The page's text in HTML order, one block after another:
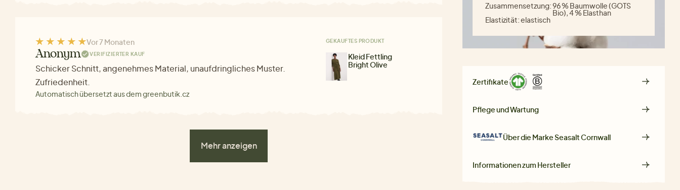
Vor 7 Monaten
Anonym VERIFIZIERTER KAUF
Schicker Schnitt, angenehmes Material, unaufdringliches Muster.
Zufriedenheit.
Automatisch übersetzt aus dem greenbutik.cz
GEKAUFTES PRODUKT
Kleid Fettling
Bright Olive
Mehr anzeigen
Zusammensetzung:96 % Baumwolle (GOTS
Bio), 4 % Elasthan
Elastizität:elastisch
Zertifikate
Pflege und Wartung
Über die MarkeSeasalt Cornwall
Informationen zum Hersteller